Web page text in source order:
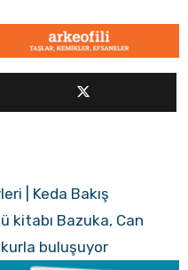
| Keda Bakış
kitabı Bazuka, Can
buluşuyor